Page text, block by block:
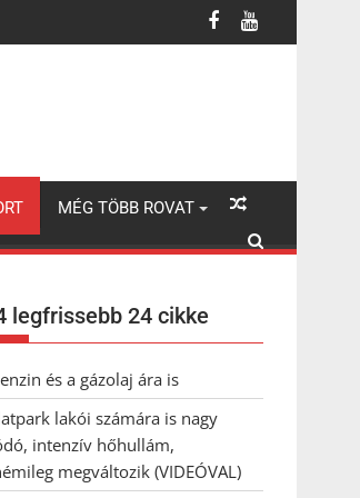
elfutott volna, de nem sikerült
MÉG TÖBB ROVAT
legfrissebb 24 cikke
és a gázolaj ára is
lakói számára is nagy
intenzív hőhullám,
megváltozik (VIDEÓVAL)